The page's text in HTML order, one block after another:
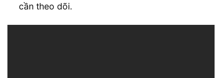
cần theo dõi.